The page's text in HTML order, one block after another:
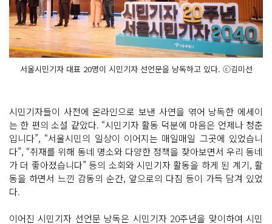
서울시민기자 대표 20명이 시민기자 선언문을 낭독하고 있다. ⓒ김미선
시민기자들이 사전에 온라인으로 보낸 사연을 엮어 낭독한 에세이
는 한 편의 소설 같았다. “시민기자 활동 덕분에 마음은 언제나 청춘
입니다”, “서울시민의 일상이 이어지는 매일매일 그곳에 있었습니
다”, “취재를 위해 동네 명소와 다양한 정책을 찾아보면서 우리 동네
가 더 좋아졌습니다” 등의 소회와 시민기자 활동을 하게 된 계기, 활
동을 하면서 느낀 감동의 순간, 앞으로의 다짐 등이 가득 담겨 있었
다.
이어진 시민기자 선언문 낭독은 시민기자 20주년을 맞이하여 시민